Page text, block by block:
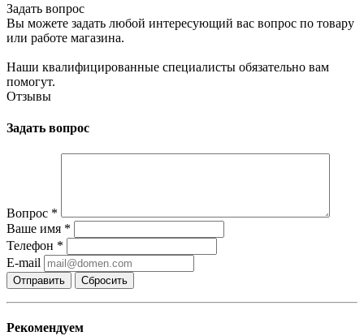
Задать вопрос
Вы можете задать любой интересующий вас вопрос по товару
или работе магазина.
Наши квалифицированные специалисты обязательно вам
помогут.
Отзывы
Задать вопрос
Вопрос *
Ваше имя *
Телефон *
E-mail
Сбросить
Рекомендуем